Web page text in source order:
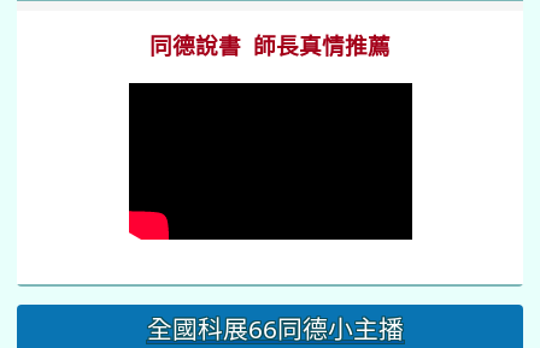
同德說書 師長真情推薦
全國科展66同德小主播